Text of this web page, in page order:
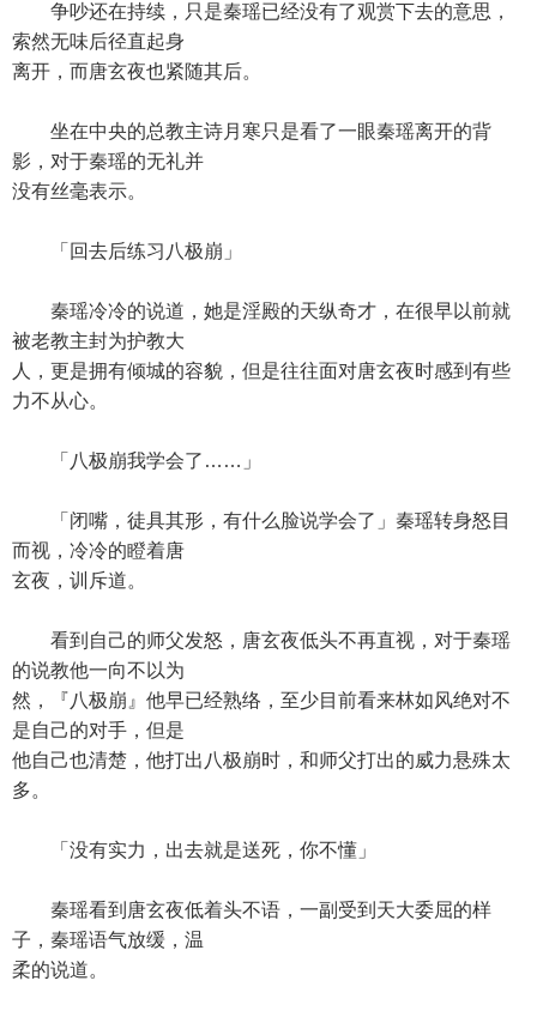
争吵还在持续，只是秦瑶已经没有了观赏下去的意思，
索然无味后径直起身
离开，而唐玄夜也紧随其后。
坐在中央的总教主诗月寒只是看了一眼秦瑶离开的背
影，对于秦瑶的无礼并
没有丝毫表示。
「回去后练习八极崩」
秦瑶冷冷的说道，她是淫殿的天纵奇才，在很早以前就
被老教主封为护教大
人，更是拥有倾城的容貌，但是往往面对唐玄夜时感到有些
力不从心。
「八极崩我学会了……」
「闭嘴，徒具其形，有什么脸说学会了」秦瑶转身怒目
而视，冷冷的瞪着唐
玄夜，训斥道。
看到自己的师父发怒，唐玄夜低头不再直视，对于秦瑶
的说教他一向不以为
然，『八极崩』他早已经熟络，至少目前看来林如风绝对不
是自己的对手，但是
他自己也清楚，他打出八极崩时，和师父打出的威力悬殊太
多。
「没有实力，出去就是送死，你不懂」
秦瑶看到唐玄夜低着头不语，一副受到天大委屈的样
子，秦瑶语气放缓，温
柔的说道。